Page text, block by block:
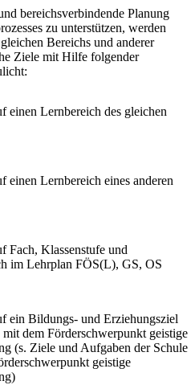
bereichsverbindende Planung
zu unterstützen, werden
Bereichs und anderer
Ziele mit Hilfe folgender
einen Lernbereich des gleichen
einen Lernbereich eines anderen
Fach, Klassenstufe und
im Lehrplan FÖS(L), GS, OS
ein Bildungs- und Erziehungsziel
mit dem Förderschwerpunkt geistige
(s. Ziele und Aufgaben der Schule
geistige